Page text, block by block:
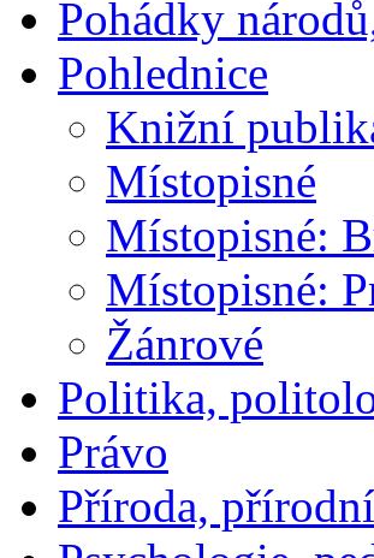
Pohádky
Pohlednice
Knižní
Místopisné
Místopisné:
Místopisné:
Žánrové
Politika,
Právo
Příroda,